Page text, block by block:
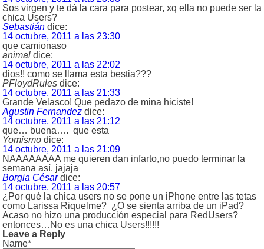
Sos virgen y te dá la cara para postear, xq ella no puede ser la
chica Users?
Sebastián dice:
14 octubre, 2011 a las 23:30
que camionaso
animal dice:
14 octubre, 2011 a las 22:02
dios!! como se llama esta bestia???
PFloydRules dice:
14 octubre, 2011 a las 21:33
Grande Velasco! Que pedazo de mina hiciste!
Agustin Fernandez dice:
14 octubre, 2011 a las 21:12
que… buena…. que esta
Yomismo dice:
14 octubre, 2011 a las 21:09
NAAAAAAAA me quieren dan infarto,no puedo terminar la
semana así, jajaja
Borgia César dice:
14 octubre, 2011 a las 20:57
¿Por qué la chica users no se pone un iPhone entre las tetas
como Larissa Riquelme? ¿O se sienta arriba de un iPad?
Acaso no hizo una producción especial para RedUsers?
entonces…No es una chica Users!!!!!!
Leave a Reply
Name*